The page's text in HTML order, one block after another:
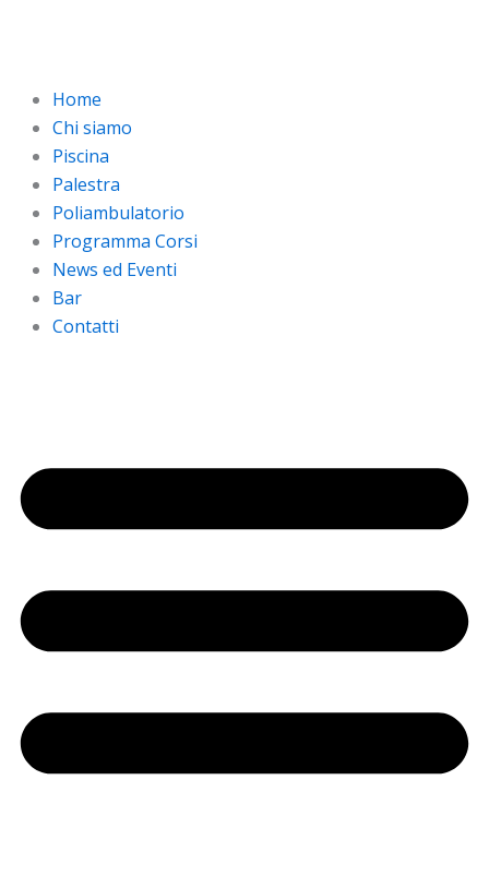
Home
Chi siamo
Piscina
Palestra
Poliambulatorio
Programma Corsi
News ed Eventi
Bar
Contatti